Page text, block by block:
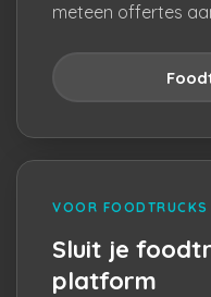
meteen offertes
VOOR FOODTRUCKS
Sluit je
platform